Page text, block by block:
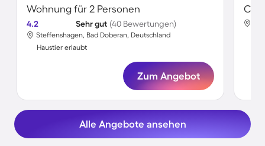
Wohnung für 2 Personen
4.2 Sehr gut (40 Bewertungen)
Steffenshagen, Bad Doberan, Deutschland
Haustier erlaubt
Zum Angebot
Alle Angebote ansehen